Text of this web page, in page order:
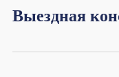
Выездная